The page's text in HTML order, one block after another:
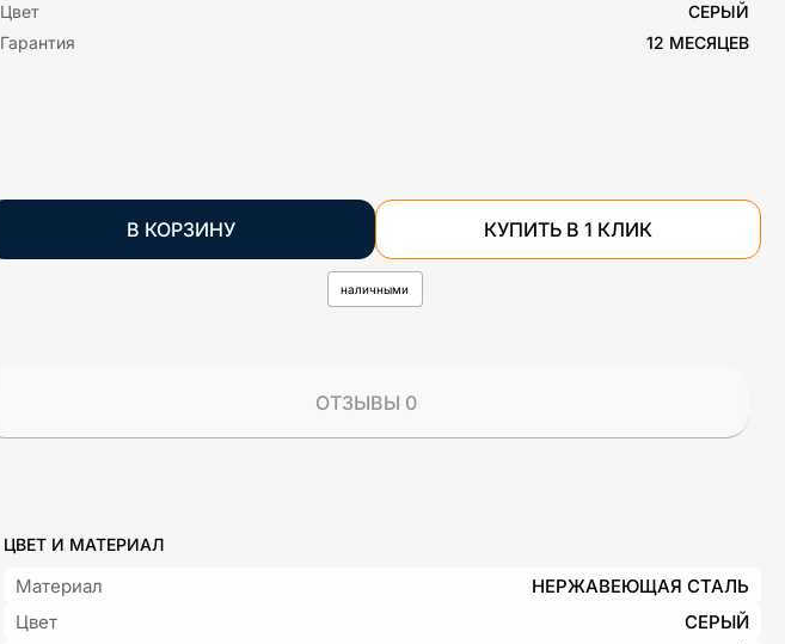
Цвет
СЕРЫЙ
Гарантия
12 МЕСЯЦЕВ
В КОРЗИНУ КУПИТЬ В 1 КЛИК
наличными
ОТЗЫВЫ 0
ЦВЕТ И МАТЕРИАЛ
Материал
НЕРЖАВЕЮЩАЯ СТАЛЬ
Цвет
СЕРЫЙ